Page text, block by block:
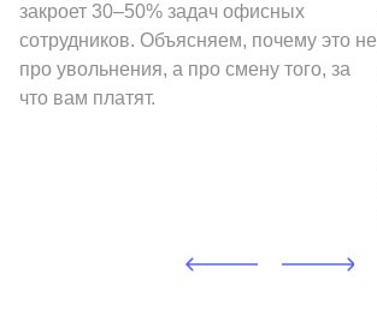
закроет 30–50% задач офисных
сотрудников. Объясняем, почему это не
про увольнения, а про смену того, за
что вам платят.